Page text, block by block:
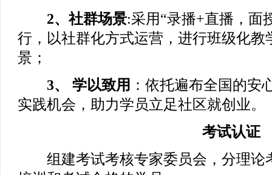
2、社群场景:采用“录播+直播，面
行，以社群化方式运营，进行班级化
景；
3、 学以致用 ：依托遍布全国的安
实践机会，助力学员立足社区就创业。
考试认证
组建考试考核专家委员会，分理论